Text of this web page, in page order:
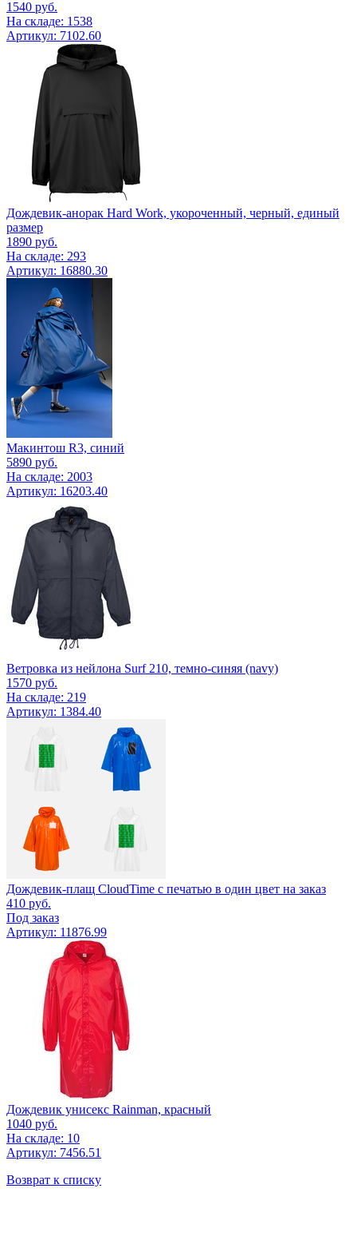
1540 руб.
На складе: 1538
Артикул: 7102.60
Дождевик-анорак Hard Work, укороченный, черный, единый
размер
1890 руб.
На складе: 293
Артикул: 16880.30
Макинтош R3, синий
5890 руб.
На складе: 2003
Артикул: 16203.40
Ветровка из нейлона Surf 210, темно-синяя (navy)
1570 руб.
На складе: 219
Артикул: 1384.40
Дождевик-плащ CloudTime с печатью в один цвет на заказ
410 руб.
Под заказ
Артикул: 11876.99
Дождевик унисекс Rainman, красный
1040 руб.
На складе: 10
Артикул: 7456.51
Возврат к списку